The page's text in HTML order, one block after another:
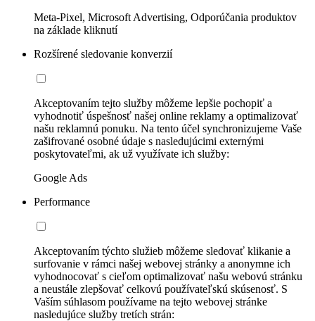
Meta-Pixel, Microsoft Advertising, Odporúčania produktov
na základe kliknutí
Rozšírené sledovanie konverzií
Akceptovaním tejto služby môžeme lepšie pochopiť a
vyhodnotiť úspešnosť našej online reklamy a optimalizovať
našu reklamnú ponuku. Na tento účel synchronizujeme Vaše
zašifrované osobné údaje s nasledujúcimi externými
poskytovateľmi, ak už využívate ich služby:
Google Ads
Performance
Akceptovaním týchto služieb môžeme sledovať klikanie a
surfovanie v rámci našej webovej stránky a anonymne ich
vyhodnocovať s cieľom optimalizovať našu webovú stránku
a neustále zlepšovať celkovú používateľskú skúsenosť. S
Vaším súhlasom používame na tejto webovej stránke
nasledujúce služby tretích strán: